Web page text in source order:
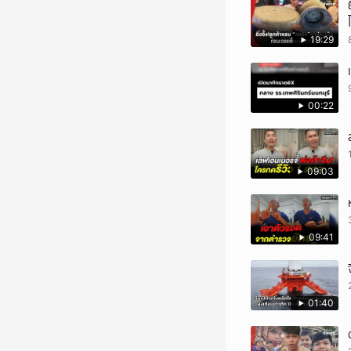
19:29
00:22
09:03
09:41
01:40